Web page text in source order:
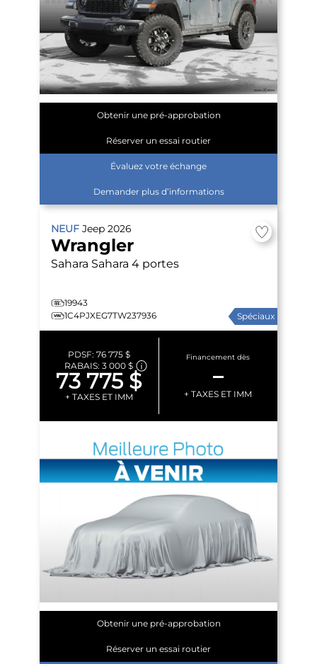
Obtenir une pré-approbation
Réserver un essai routier
Évaluez votre échange
Demander plus d’informations
NEUF Jeep 2026
Wrangler
Sahara Sahara 4 portes
19943
1C4PJXEG7TW237936
Spéciaux
PDSF: 76 775 $
RABAIS:3 000 $
73 775 $
+ TAXES ET IMM
Financement dès
–
+ TAXES ET IMM
Obtenir une pré-approbation
Réserver un essai routier